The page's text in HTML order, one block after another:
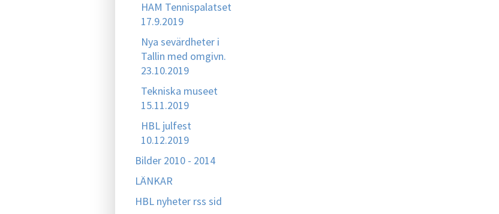
HAM Tennispalatset
17.9.2019
Nya sevärdheter i
Tallin med omgivn.
23.10.2019
Tekniska museet
15.11.2019
HBL julfest
10.12.2019
Bilder 2010 - 2014
LÄNKAR
HBL nyheter rss sid